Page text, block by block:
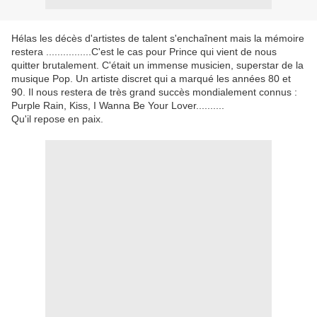
Hélas les décès d'artistes de talent s'enchaînent mais la mémoire
restera ................C'est le cas pour Prince qui vient de nous
quitter brutalement. C'était un immense musicien, superstar de la
musique Pop. Un artiste discret qui a marqué les années 80 et
90. Il nous restera de très grand succès mondialement connus :
Purple Rain, Kiss, I Wanna Be Your Lover..........
Qu'il repose en paix.